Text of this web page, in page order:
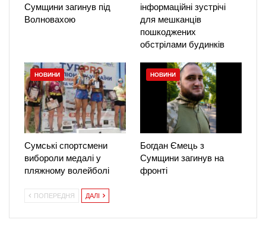
Сумщини загинув під
Волновахою
інформаційні зустрічі
для мешканців
пошкоджених
обстрілами будинків
НОВИНИ
Сумські спортсмени
вибороли медалі у
пляжному волейболі
НОВИНИ
Богдан Ємець з
Сумщини загинув на
фронті
ПОПЕРЕДНЯ ДАЛІ